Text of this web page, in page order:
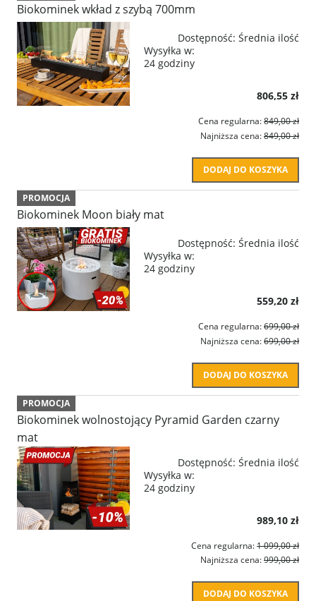
Biokominek wkład z szybą 700mm
Dostępność: Średnia ilość
Wysyłka w:
24 godziny
806,55 zł
Cena regularna:849,00 zł
Najniższa cena:849,00 zł
DODAJ DO KOSZYKA
Biokominek Moon biały mat
Dostępność: Średnia ilość
Wysyłka w:
24 godziny
559,20 zł
Cena regularna:699,00 zł
Najniższa cena:699,00 zł
DODAJ DO KOSZYKA
PROMOCJA
Biokominek wolnostojący Pyramid Garden czarny
mat
Dostępność: Średnia ilość
Wysyłka w:
24 godziny
989,10 zł
Cena regularna:1 099,00 zł
Najniższa cena:999,00 zł
DODAJ DO KOSZYKA
PROMOCJA